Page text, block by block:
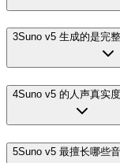
3Suno v5 生成的是完
4Suno v5 的人声真实
5Suno v5 最擅长哪些